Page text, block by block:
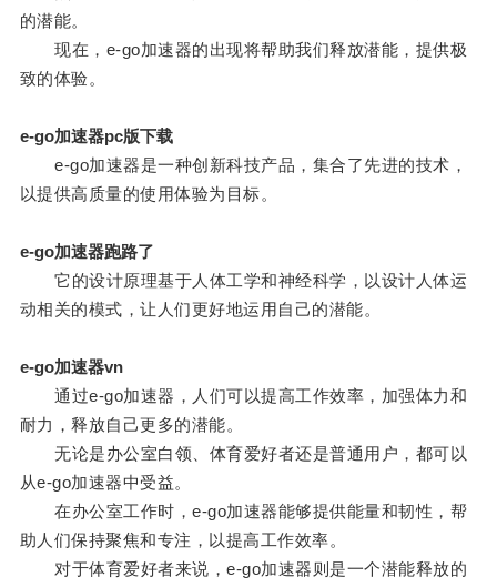
的潜能。
现在，e-go加速器的出现将帮助我们释放潜能，提供极
致的体验。
e-go加速器pc版下载
e-go加速器是一种创新科技产品，集合了先进的技术，
以提供高质量的使用体验为目标。
e-go加速器跑路了
它的设计原理基于人体工学和神经科学，以设计人体运
动相关的模式，让人们更好地运用自己的潜能。
e-go加速器vn
通过e-go加速器，人们可以提高工作效率，加强体力和
耐力，释放自己更多的潜能。
无论是办公室白领、体育爱好者还是普通用户，都可以
从e-go加速器中受益。
在办公室工作时，e-go加速器能够提供能量和韧性，帮
助人们保持聚焦和专注，以提高工作效率。
对于体育爱好者来说，e-go加速器则是一个潜能释放的